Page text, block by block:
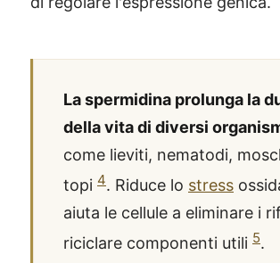
La spermidina prolunga la
della vita di diversi
come lieviti, nematodi,
topi 4. Riduce lo stress
aiuta le cellule a eliminare i
riciclare componenti utili 5.